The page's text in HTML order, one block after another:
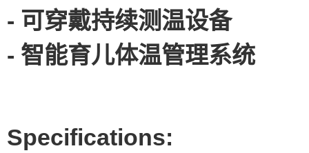
- 可穿戴持续测温设备
- 智能育儿体温管理系统
Specifications: